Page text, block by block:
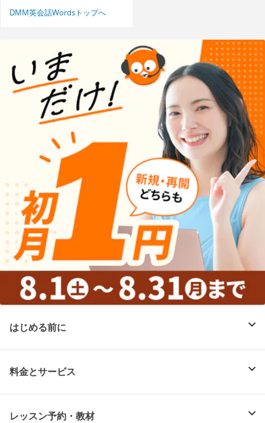
DMM英会話Wordsトップへ
はじめる前に
料金とサービス
レッスン予約・教材